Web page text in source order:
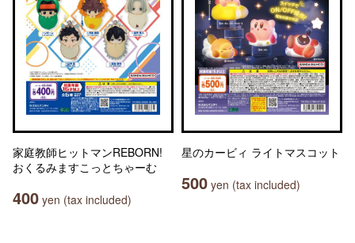
家庭教師ヒットマンREBORN!
おくるみますこっとちゃーむ
400 yen (tax included)
星のカービィ ライトマスコット
500 yen (tax included)